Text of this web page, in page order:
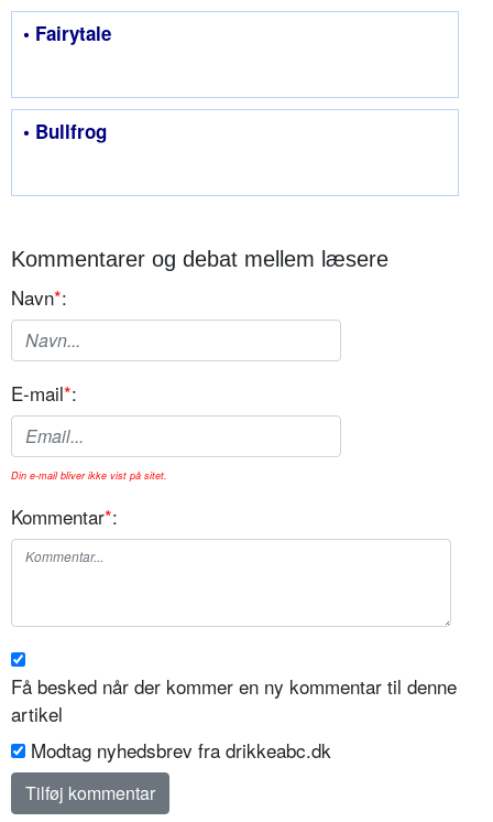
• Fairytale
• Bullfrog
Kommentarer og debat mellem læsere
Navn*:
E-mail*:
Din e-mail bliver ikke vist på sitet.
Kommentar*:
Få besked når der kommer en ny kommentar til denne
artikel
Modtag nyhedsbrev fra drikkeabc.dk